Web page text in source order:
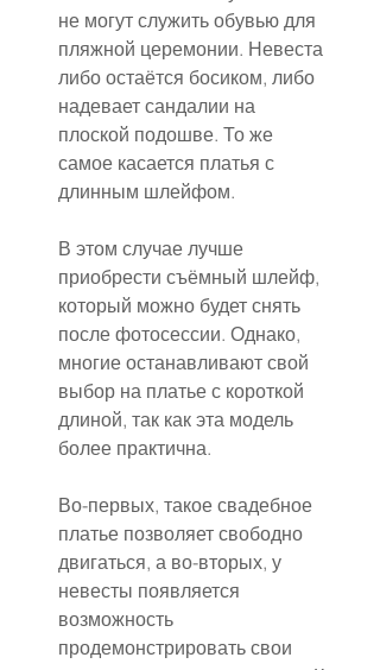
не могут служить обувью для
пляжной церемонии. Невеста
либо остаётся босиком, либо
надевает сандалии на
плоской подошве. То же
самое касается платья с
длинным шлейфом.
В этом случае лучше
приобрести съёмный шлейф,
который можно будет снять
после фотосессии. Однако,
многие останавливают свой
выбор на платье с короткой
длиной, так как эта модель
более практична.
Во-первых, такое свадебное
платье позволяет свободно
двигаться, а во-вторых, у
невесты появляется
возможность
продемонстрировать свои